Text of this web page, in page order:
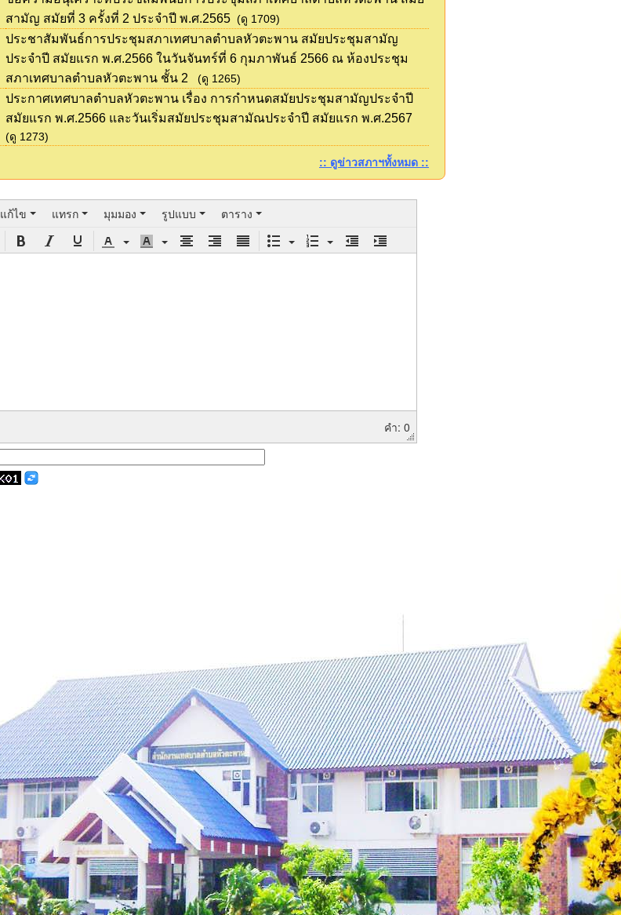
สามัญ สมัยที่ 3 ครั้งที่ 2 ประจำปี พ.ศ.2565 (ดู 1709)
ประชาสัมพันธ์การประชุมสภาเทศบาลตำบลหัวตะพาน สมัยประชุมสามัญ
ประจำปี สมัยแรก พ.ศ.2566 ในวันจันทร์ที่ 6 กุมภาพันธ์ 2566 ณ ห้องประชุม
สภาเทศบาลตำบลหัวตะพาน ชั้น 2
(ดู 1265)
ประกาศเทศบาลตำบลหัวตะพาน เรื่อง การกำหนดสมัยประชุมสามัญประจำปี
สมัยแรก พ.ศ.2566 และวันเริ่มสมัยประชุมสามัณประจำปี สมัยแรก พ.ศ.2567
(ดู 1273)
:: ดูข่าวสภาฯทั้งหมด ::
แก้ไข แทรก มุมมอง รูปแบบ ตาราง
คำ: 0